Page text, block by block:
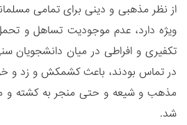
از نظر مذهبی و دینی برای تمامی
ویژه دارد، عدم موجودیت تساهل و
تکفیری و افراطی در میان دانشجویان
در تماس بودند، باعث کشمکش و زد و
مذهب و شیعه و حتی منجر به کشته و
شد.